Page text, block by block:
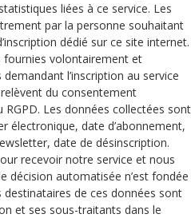
liées à ce service. Les
par la personne souhaitant
dédié sur ce site internet.
fournies volontairement et
l’inscription au service
du consentement
Les données collectées sont
électronique, date d’abonnement,
date de désinscription.
recevoir notre service et nous
décision automatisée n’est fondée
de ces données sont
et ses sous-traitants dans le